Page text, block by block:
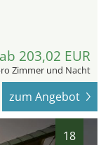
ab 203,02 EUR
Zimmer und Nacht
zum Angebot
18